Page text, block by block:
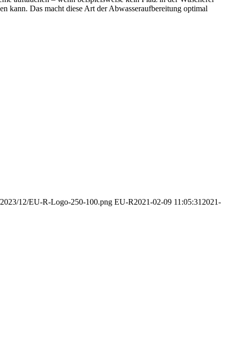
kann. Das macht diese Art der Abwasseraufbereitung optimal
12/EU-R-Logo-250-100.png EU-R2021-02-09 11:05:31 2021-